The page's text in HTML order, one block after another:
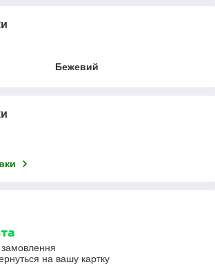
Бежевий
на вашу картку